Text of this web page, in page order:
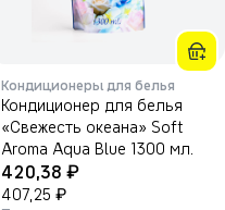
Кондиционеры для белья
Кондиционер для белья
«Свежесть океана» Soft
Aroma Aqua Blue 1300 мл.
420,38 ₽
407,25 ₽